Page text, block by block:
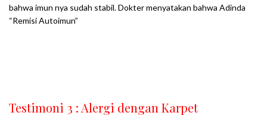
bahwa imun nya sudah stabil. Dokter menyatakan bahwa Adinda
“Remisi Autoimun”
Testimoni 3 : Alergi dengan Karpet